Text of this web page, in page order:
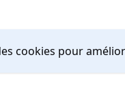
cookies pour